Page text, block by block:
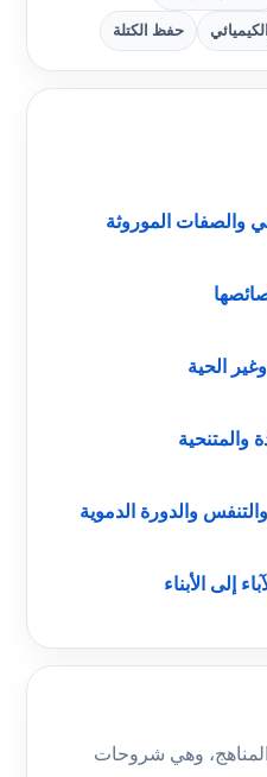
حفظ الكتلة
والصفات الموروثة
الحية
والمتنحية
والدورة الدموية
إلى الأبناء
وهي شروحات